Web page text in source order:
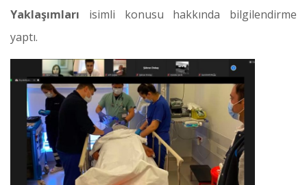
Yaklaşımları isimli konusu hakkında bilgilendirme
yaptı.